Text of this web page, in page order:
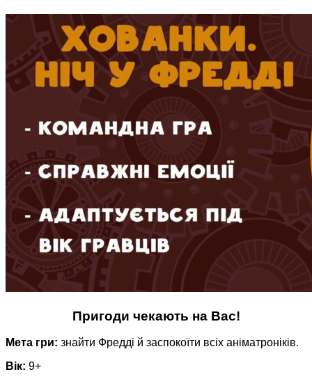
Пригоди чекають на Вас!
Мета гри: знайти Фредді й заспокоїти всіх аніматроніків.
Вік: 9+